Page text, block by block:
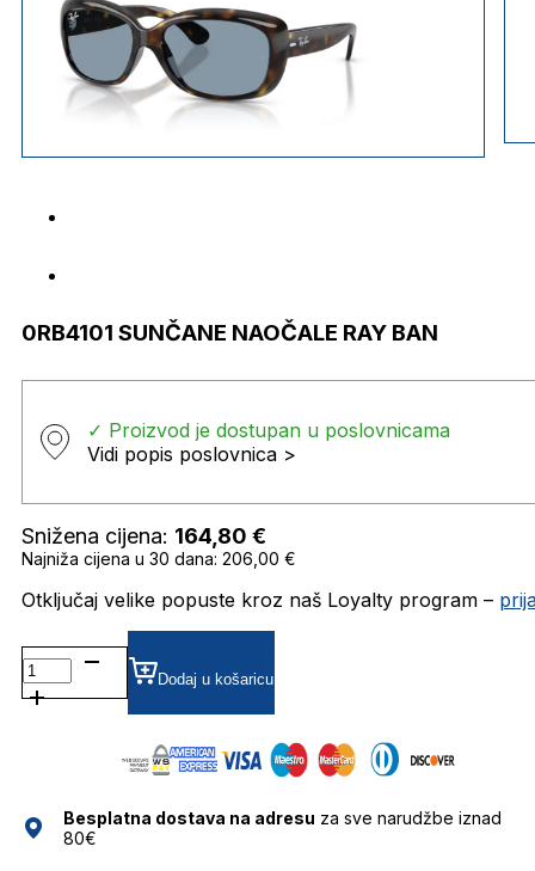
0RB4101 SUNČANE NAOČALE RAY BAN
✓ Proizvod je dostupan u poslovnicama
Vidi popis poslovnica >
Snižena cijena: 164,80 €
Najniža cijena u 30 dana: 206,00 €
Otključaj velike popuste kroz naš Loyalty program –
0RB4101
SUNČANE
NAOČALE
Dodaj u košaricu
Besplatna dostava na adresu za sve narudžbe iznad
80€